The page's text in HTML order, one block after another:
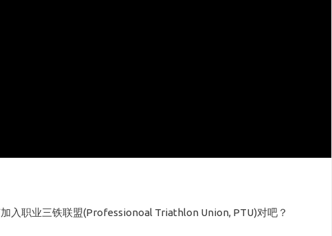
入职业三铁联盟(Professionoal Triathlon Union, PTU)对吧？